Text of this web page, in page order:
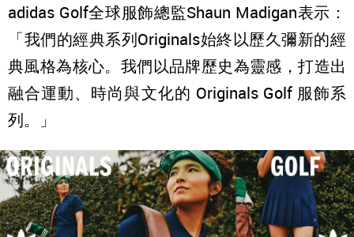
adidas Golf全球服飾總監Shaun Madigan表示：
「我們的經典系列Originals始終以歷久彌新的經
典風格為核心。我們以品牌歷史為靈感，打造出
融合運動、時尚與文化的 Originals Golf 服飾系
列。」